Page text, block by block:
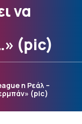
να
(pic)
η Ρεάλ –
(pic)